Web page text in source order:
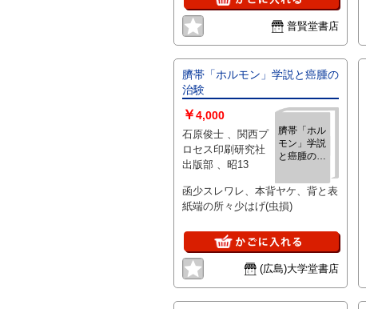
普賢堂書店
臍帯「ホルモン」学説と癌腫の
治験
臍帯「ホル
モン」学説
と癌腫の治
￥4,000
石原俊士 、関西プ
ロセス印刷研究社
出版部 、昭13
函少スレワレ、本背ヤケ、背と表
紙端の所々少はげ(虫損)
(広島)大学堂書店